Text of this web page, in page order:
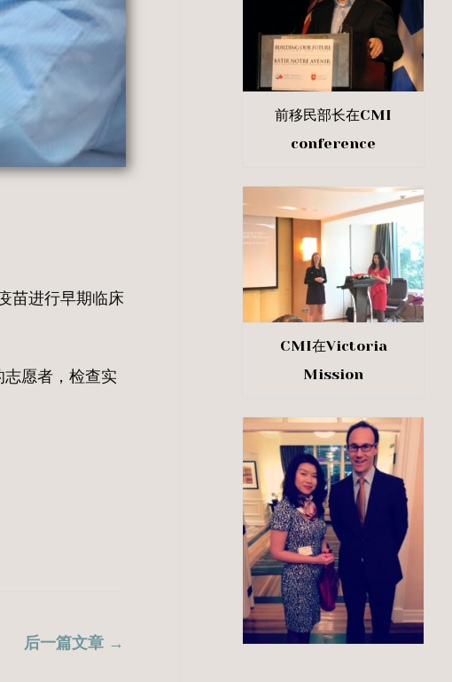
苗进行早期临床
愿者，检查实
后一篇文章 →
前移民部长在CMI
conference
CMI在Victoria
Mission